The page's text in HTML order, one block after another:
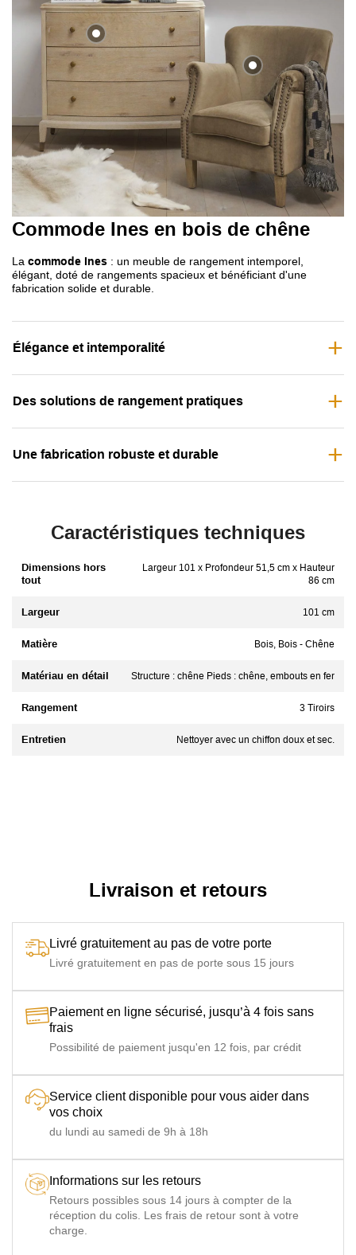
Commode Ines en bois de chêne
La commode Ines : un meuble de rangement intemporel,
élégant, doté de rangements spacieux et bénéficiant d'une
fabrication solide et durable.
Élégance et intemporalité
Des solutions de rangement pratiques
Une fabrication robuste et durable
Caractéristiques techniques
Dimensions hors
tout
Largeur 101 x Profondeur 51,5 cm x Hauteur
86 cm
Largeur 101 cm
Matière Bois, Bois - Chêne
Matériau en détail Structure : chêne Pieds : chêne, embouts en fer
Rangement 3 Tiroirs
Entretien Nettoyer avec un chiffon doux et sec.
Livraison et retours
Livré gratuitement au pas de votre porte
Livré gratuitement en pas de porte sous 15 jours
Paiement en ligne sécurisé, jusqu’à 4 fois sans
frais
Possibilité de paiement jusqu'en 12 fois, par crédit
Service client disponible pour vous aider dans
vos choix
du lundi au samedi de 9h à 18h
Informations sur les retours
Retours possibles sous 14 jours à compter de la
réception du colis. Les frais de retour sont à votre
charge.